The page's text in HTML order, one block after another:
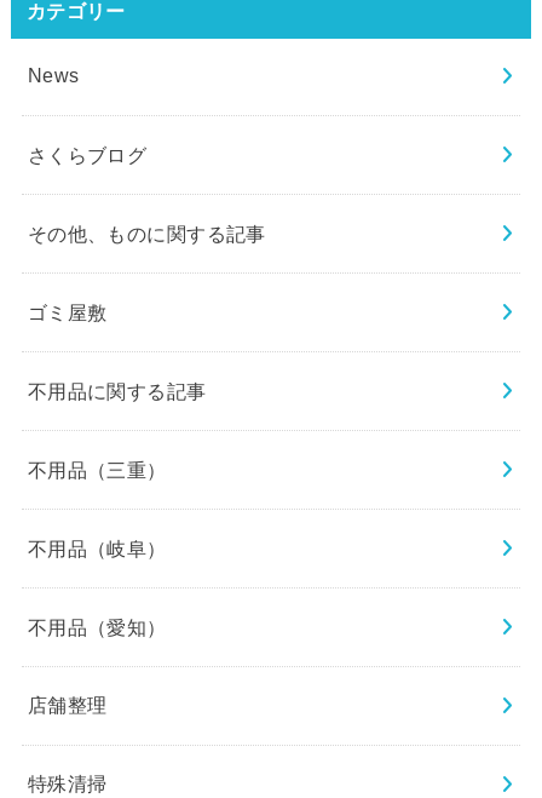
カテゴリー
News
さくらブログ
その他、ものに関する記事
ゴミ屋敷
不用品に関する記事
不用品（三重）
不用品（岐阜）
不用品（愛知）
店舗整理
特殊清掃